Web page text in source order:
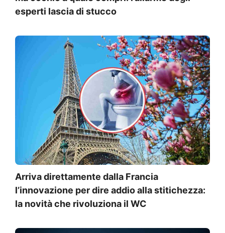
esperti lascia di stucco
Arriva direttamente dalla Francia
l’innovazione per dire addio alla stitichezza:
la novità che rivoluziona il WC